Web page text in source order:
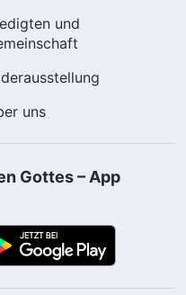
und
uns
Gottes – App